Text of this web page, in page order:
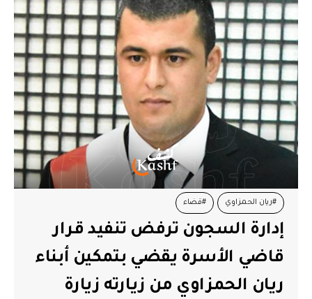
#ريان الحمزاوي #قضاء
إدارة السجون ترفض تنفيد قرار
قاضي الأسرة يقضي بتمكين أبناء
ريان الحمزاوي من زيارته زيارة